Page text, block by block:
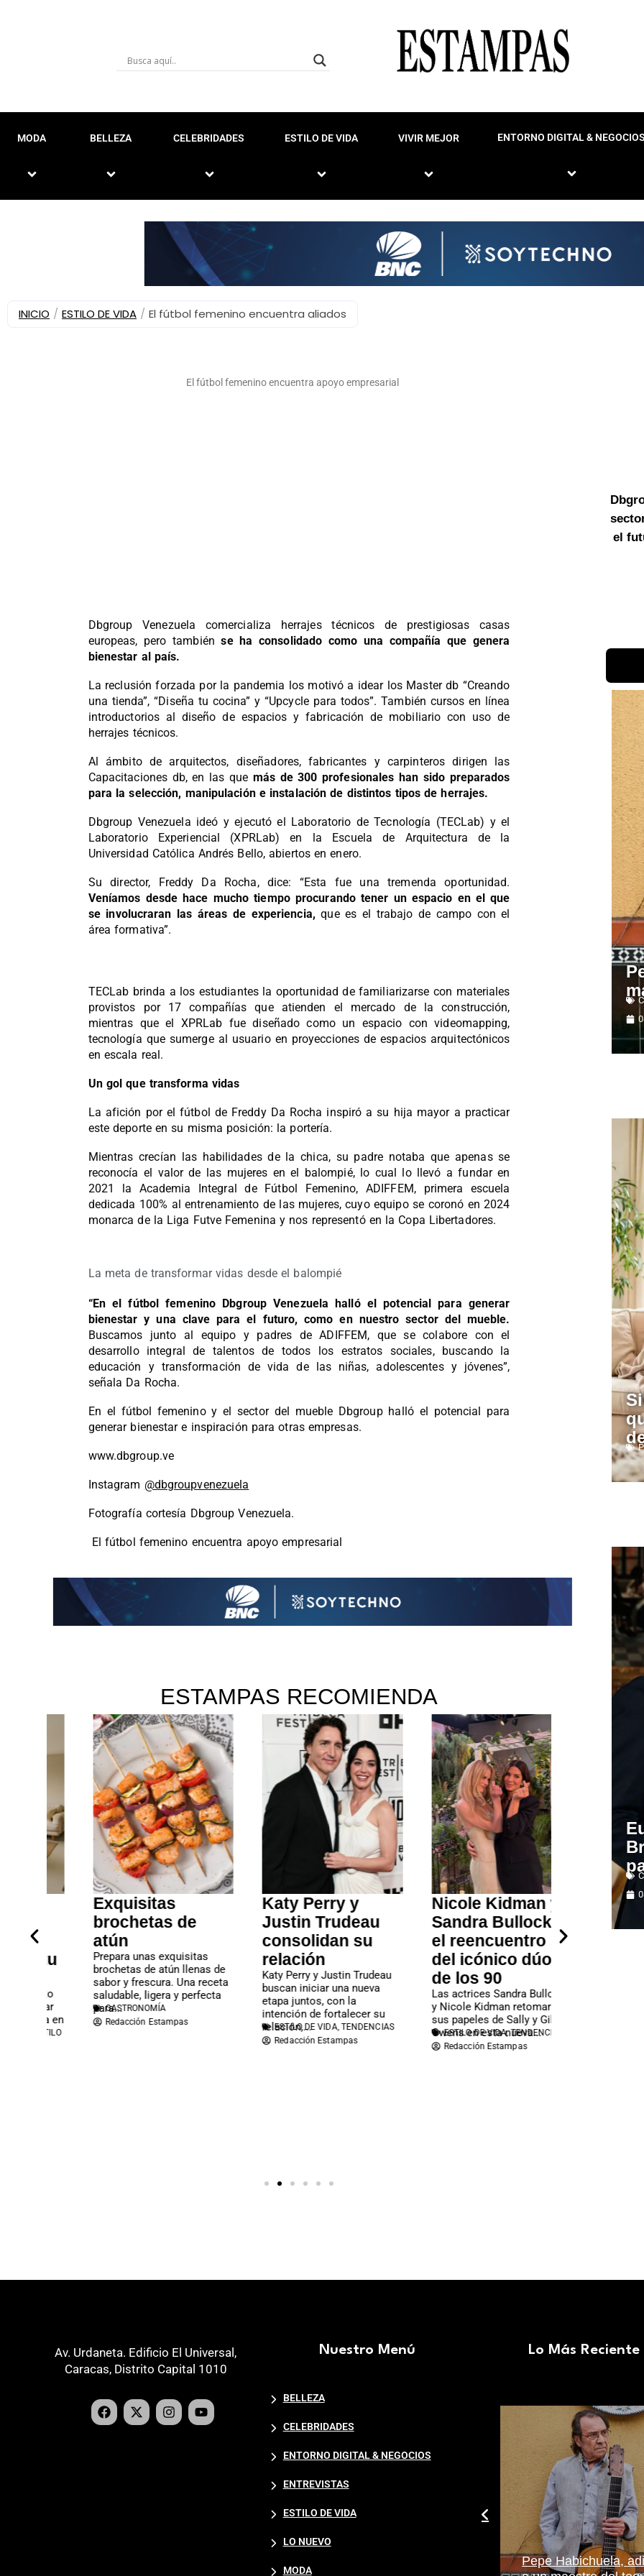
MODA BELLEZA CELEBRIDADES ESTILO DE VIDA VIVIR MEJOR ENTORNO DIGITAL & NEGOCIOS
INICIO / ESTILO DE VIDA / El fútbol femenino encuentra aliados
el
El fútbol femenino encuentra apoyo empresarial
Dbgroup Venezuela comercializa herrajes técnicos de prestigiosas casas
europeas, pero tambiénse ha consolidado como una compañía que genera
bienestar al país.
La reclusión forzada por la pandemia los motivó a idear los Master db “Creando
una tienda”, “Diseña tu cocina” y “Upcycle para todos”. También cursos en línea
introductorios al diseño de espacios y fabricación de mobiliario con uso de
herrajes técnicos.
Al ámbito de arquitectos, diseñadores, fabricantes y carpinteros dirigen las
Capacitaciones db, en las que más de 300 profesionales han sido preparados
para la selección, manipulación e instalación de distintos tipos de herrajes.
Dbgroup Venezuela ideó y ejecutó el Laboratorio de Tecnología (TECLab) y el
Laboratorio Experiencial (XPRLab) en la Escuela de Arquitectura de la
Universidad Católica Andrés Bello, abiertos en enero.
Su director, Freddy Da Rocha, dice: “Esta fue una tremenda oportunidad.
Veníamos desde hace mucho tiempo procurando tener un espacio en el que
se involucraran las áreas de experiencia, que es el trabajo de campo con el
área formativa”.
TECLab brinda a los estudiantes la oportunidad de familiarizarse con materiales
provistos por 17 compañías que atienden el mercado de la construcción,
mientras que el XPRLab fue diseñado como un espacio con videomapping,
tecnología que sumerge al usuario en proyecciones de espacios arquitectónicos
en escala real.
Un gol que transforma vidas
La afición por el fútbol de Freddy Da Rocha inspiró a su hija mayor a practicar
este deporte en su misma posición: la portería.
Mientras crecían las habilidades de la chica, su padre notaba que apenas se
reconocía el valor de las mujeres en el balompié, lo cual lo llevó a fundar en
2021 la Academia Integral de Fútbol Femenino, ADIFFEM, primera escuela
dedicada 100% al entrenamiento de las mujeres, cuyo equipo se coronó en 2024
monarca de la Liga Futve Femenina y nos representó en la Copa Libertadores.
La meta de transformar vidas desde el balompié
“En el fútbol femenino Dbgroup Venezuela halló el potencial para generar
bienestar y una clave para el futuro, como en nuestro sector del mueble.
Buscamos junto al equipo y padres de ADIFFEM, que se colabore con el
desarrollo integral de talentos de todos los estratos sociales, buscando la
educación y transformación de vida de las niñas, adolescentes y jóvenes”,
señala Da Rocha.
En el fútbol femenino y el sector del mueble Dbgroup halló el potencial para
generar bienestar e inspiración para otras empresas.
www.dbgroup.ve
Instagram @dbgroupvenezuela
Fotografía cortesía Dbgroup Venezuela.
El fútbol femenino encuentra apoyo empresarial
ESTAMPAS RECOMIENDA
Exquisitas
brochetas de
Prepara unas exquisitas
brochetas de atún llenas de
sabor y frescura. Una receta
saludable, ligera y perfecta
para...GASTRONOMÍA
Redacción Estampas
Katy Perry y
Justin Trudeau
consolidan su
relación
Katy Perry y Justin Trudeau
buscan iniciar una nueva
etapa juntos, con la
intención de fortalecer su
relación,...
ESTILO DE VIDA,TENDENCIAS
Redacción Estampas
Nicole Kidman y
Sandra Bullock:
el reencuentro
del icónico dúo
de los 90
Las actrices Sandra Bullock
y Nicole Kidman retomarán
sus papeles de Sally y Gillian
Owens en esta nueva...
ESTILO DE VIDA,TENDENCIAS
Redacción Estampas
Aníbal
Director de
Sinfónico,
Av. Urdaneta. Edificio El Universal,
Caracas, Distrito Capital 1010
Nuestro Menú
BELLEZA
CELEBRIDADES
ENTORNO DIGITAL & NEGOCIOS
ENTREVISTAS
ESTILO DE VIDA
LO NUEVO
MODA
Lo Más Reciente
Pepe Habichuela,